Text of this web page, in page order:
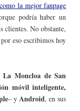
la mejor fanpage
podría haber un
clientes. No obstante,
eso escribimos hoy
La Moncloa de San
móvil inteligente,
– yAndroid, en sus